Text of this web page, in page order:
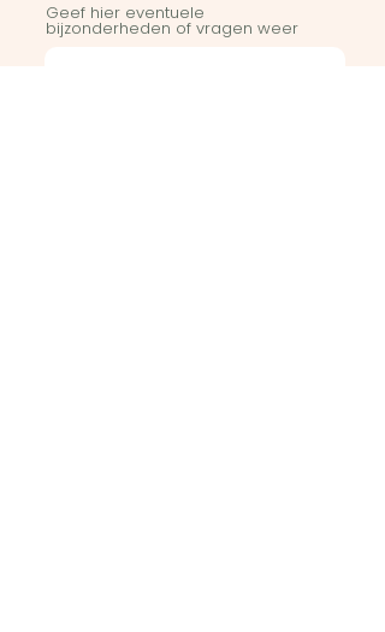
Geef hier eventuele
bijzonderheden of vragen weer